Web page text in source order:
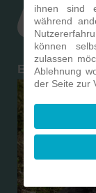
Ein Hund ist
ihnen sind
während
können
zulassen
Ablehnung
der Seite zur